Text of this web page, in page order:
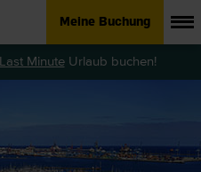
Meine Buchung
Last MinuteUrlaub buchen!